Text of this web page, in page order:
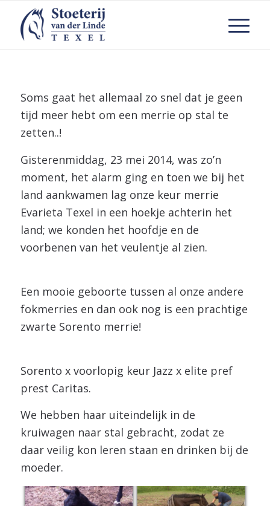
Soms gaat het allemaal zo snel dat je geen
tijd meer hebt om een merrie op stal te
zetten..!
Gisterenmiddag, 23 mei 2014, was zo’n
moment, het alarm ging en toen we bij het
land aankwamen lag onze keur merrie
Evarieta Texel in een hoekje achterin het
land; we konden het hoofdje en de
voorbenen van het veulentje al zien.
Een mooie geboorte tussen al onze andere
fokmerries en dan ook nog is een prachtige
zwarte Sorento merrie!
Sorento x voorlopig keur Jazz x elite pref
prest Caritas.
We hebben haar uiteindelijk in de
kruiwagen naar stal gebracht, zodat ze
daar veilig kon leren staan en drinken bij de
moeder.